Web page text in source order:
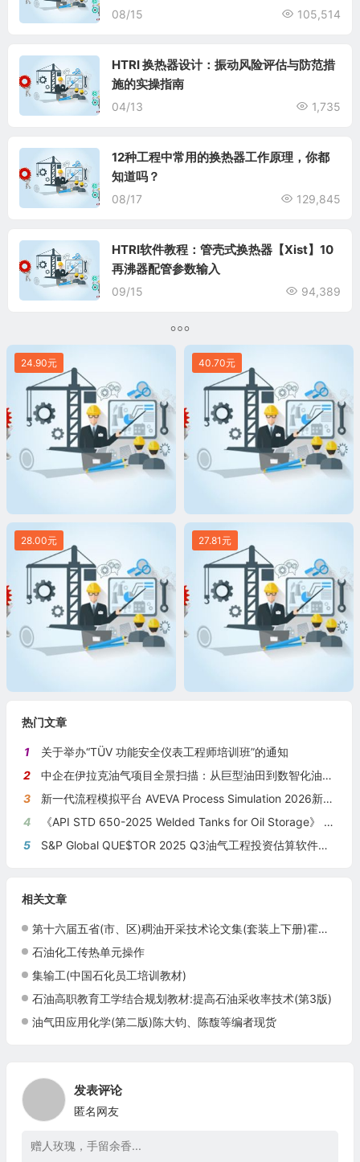
08/15 105,514
HTRI 换热器设计：振动风险评估与防范措
施的实操指南
04/13 1,735
12种工程中常用的换热器工作原理，你都
知道吗？
08/17 129,845
HTRI软件教程：管壳式换热器【Xist】10
再沸器配管参数输入
09/15 94,389
24.90元 40.70元
28.00元 27.81元
热门文章
1
关于举办“TÜV 功能安全仪表工程师培训班”的通知
2
中企在伊拉克油气项目全景扫描：从巨型油田到数智化油田的系统性布局
3
新一代流程模拟平台 AVEVA Process Simulation 2026新版本发布
4
《API STD 650-2025 Welded Tanks for Oil Storage》 《钢制焊接储油罐》（中英文对照版）
5
S&P Global QUE$TOR 2025 Q3油气工程投资估算软件新版本发布
相关文章
第十六届五省(市、区)稠油开采技术论文集(套装上下册)霍进石油工业出版社9787502196202
石油化工传热单元操作
集输工(中国石化员工培训教材)
石油高职教育工学结合规划教材:提高石油采收率技术(第3版)
油气田应用化学(第二版)陈大钧、陈馥等编者现货
发表评论
匿名网友